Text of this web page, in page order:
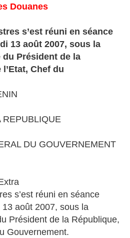
Douanes
s’est réuni en séance
13 août 2007, sous la
Président de la
Chef du
REPUBLIQUE
DU GOUVERNEMENT
s’est réuni en séance
août 2007, sous la
Président de la République,
Gouvernement.